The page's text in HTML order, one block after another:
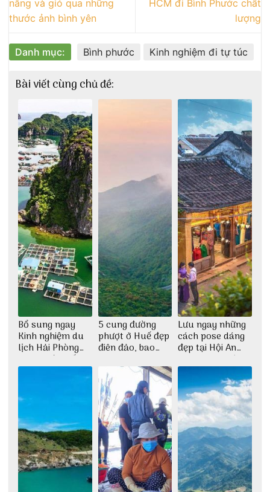
nắng và gió qua những
thước ảnh bình yên
HCM đi Bình Phước chất
lượng
Danh mục: Bình phước Kinh nghiệm đi tự túc
Bài viết cùng chủ đề:
Bổ sung ngay
Kinh nghiệm du
lịch Hải Phòng
2022 mới nhất
5 cung đường
phượt ở Huế đẹp
điên đảo, bao
dịch
Lưu ngay những
cách pose dáng
đẹp tại Hội An
cho dân nghiện
sống ảo